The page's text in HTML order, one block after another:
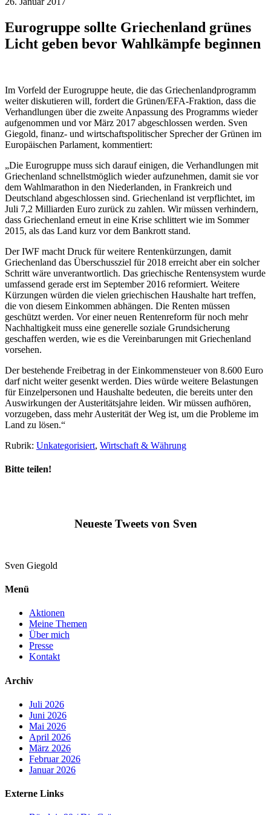
Eurogruppe sollte Griechenland grünes
Licht geben bevor Wahlkämpfe beginnen
Im Vorfeld der Eurogruppe heute, die das Griechenlandprogramm
weiter diskutieren will, fordert die Grünen/EFA-Fraktion, dass die
Verhandlungen über die zweite Anpassung des Programms wieder
aufgenommen und vor März 2017 abgeschlossen werden. Sven
Giegold, finanz- und wirtschaftspolitischer Sprecher der Grünen im
Europäischen Parlament, kommentiert:
„Die Eurogruppe muss sich darauf einigen, die Verhandlungen mit
Griechenland schnellstmöglich wieder aufzunehmen, damit sie vor
dem Wahlmarathon in den Niederlanden, in Frankreich und
Deutschland abgeschlossen sind. Griechenland ist verpflichtet, im
Juli 7,2 Milliarden Euro zurück zu zahlen. Wir müssen verhindern,
dass Griechenland erneut in eine Krise schlittert wie im Sommer
2015, als das Land kurz vor dem Bankrott stand.
Der IWF macht Druck für weitere Rentenkürzungen, damit
Griechenland das Überschussziel für 2018 erreicht aber ein solcher
Schritt wäre unverantwortlich. Das griechische Rentensystem wurde
umfassend gerade erst im September 2016 reformiert. Weitere
Kürzungen würden die vielen griechischen Haushalte hart treffen,
die von diesem Einkommen abhängen. Die Renten müssen
geschützt werden. Vor einer neuen Rentenreform für noch mehr
Nachhaltigkeit muss eine generelle soziale Grundsicherung
geschaffen werden, wie es die Vereinbarungen mit Griechenland
vorsehen.
Der bestehende Freibetrag in der Einkommensteuer von 8.600 Euro
darf nicht weiter gesenkt werden. Dies würde weitere Belastungen
für Einzelpersonen und Haushalte bedeuten, die bereits unter den
Auswirkungen der Austeritätsjahre leiden. Wir müssen aufhören,
vorzugeben, dass mehr Austerität der Weg ist, um die Probleme im
Land zu lösen.“
Rubrik: Unkategorisiert, Wirtschaft & Währung
Bitte teilen!
Neueste Tweets von Sven
Sven Giegold
Menü
Aktionen
Meine Themen
Über mich
Presse
Kontakt
Archiv
Juli 2026
Juni 2026
Mai 2026
April 2026
März 2026
Februar 2026
Januar 2026
Externe Links